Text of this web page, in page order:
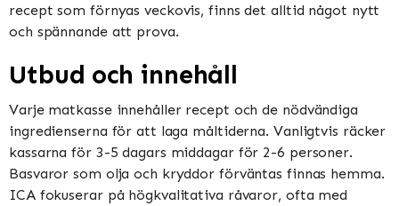
recept som förnyas veckovis, finns det alltid något nytt
och spännande att prova​​.
Utbud och innehåll
Varje matkasse innehåller recept och de nödvändiga
ingredienserna för att laga måltiderna. Vanligtvis räcker
kassarna för 3-5 dagars middagar för 2-6 personer.
Basvaror som olja och kryddor förväntas finnas hemma​​.
ICA fokuserar på högkvalitativa råvaror, ofta med